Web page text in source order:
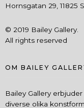
Hornsgatan 29, 11825
© 2019 Bailey Gallery.
All rights reserved
OM BAILEY
Bailey Gallery
diverse olika